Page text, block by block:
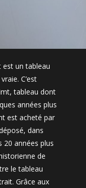
est un tableau
C’est
tableau dont
années plus
est acheté par
dans
20 années plus
de
le tableau
Grâce aux